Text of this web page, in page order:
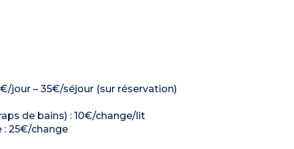
jour – 35€/séjour (sur réservation)
de bains) : 10€/change/lit
25€/change